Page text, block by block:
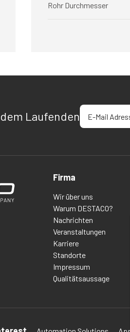
Rohr Durchmesser
LaufendenE-Mail-Adresse
Firma
Wir über uns
Warum DESTACO?
Nachrichten
Veranstaltungen
Karriere
Standorte
Impressum
Qualitätsaussage